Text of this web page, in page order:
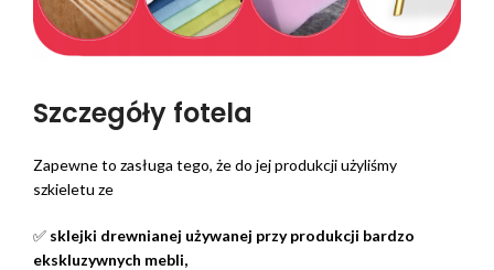
Szczegóły fotela
Zapewne to zasługa tego, że do jej produkcji użyliśmy
szkieletu ze
✅ sklejki drewnianej używanej przy produkcji bardzo
ekskluzywnych mebli,